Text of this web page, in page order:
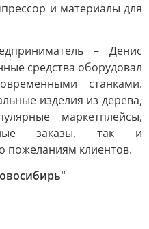
и материалы для
– Денис
средства оборудовал
станками.
изделия из дерева,
маркетплейсы,
заказы, так и
пожеланиям клиентов.